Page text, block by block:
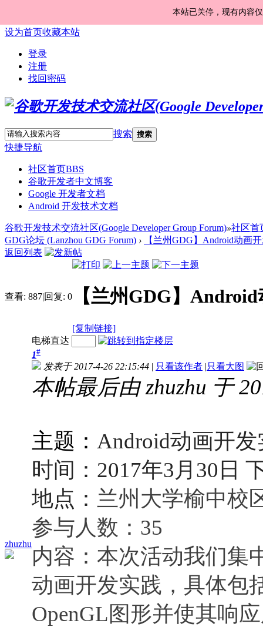
本站已关停，现有内容
设为首页收藏本站
登录
注册
找回密码
搜索 搜索
快捷导航
社区首页BBS
谷歌开发者中文博客
Google 开发者文档
Android 开发技术文档
谷歌开发技术交流社区(Google Developer Group Forum)»社区首
GDG论坛 (Lanzhou GDG Forum) ›
【兰州GDG】Android动画
返回列表
查看: 887|回复: 0 【兰州GDG】
[复制链接]
zhuzhu
电梯直达
1#
发表于 2017-4-26 22:15:44 | 只看该作者 |只看大图
本帖最后由 zhuzhu 于
主题： Android动画开发
时间：2017年3月30日
地点： 兰州大学榆中校
参与人数：35
内容： 本次活动我们集
动画开发实践，具体包
OpenGL图形并使其响